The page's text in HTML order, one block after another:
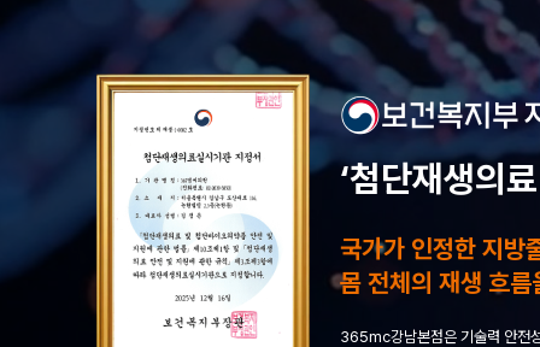
‘첨단재생의
국가가 인정한 지방
몸 전체의 재생 흐름
365mc강남본점은 기술력 안전